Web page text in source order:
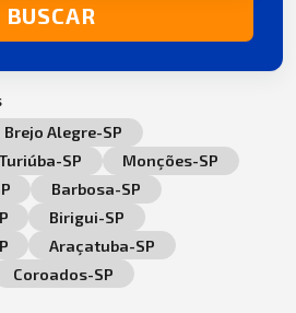
BUSCAR
Brejo Alegre-SP
Turiúba-SP
Monções-SP
Barbosa-SP
Birigui-SP
Araçatuba-SP
Coroados-SP